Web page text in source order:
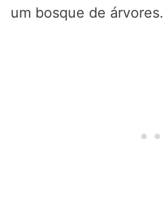
um bosque de árvores.